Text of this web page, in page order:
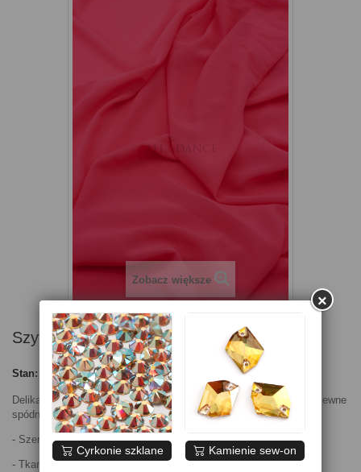
Zobacz większe
Szyfon koral neon
Stan: Nowy produkt
Delikatnie prześwitująca tkanina na stroje do tańca. Idealna na zwiewne
spódniczki i sukienki.
- Szerokość ok. 150 cm
- Tkanina nierozciągliwa
×
Cyrkonie szklane Kamienie sew-on